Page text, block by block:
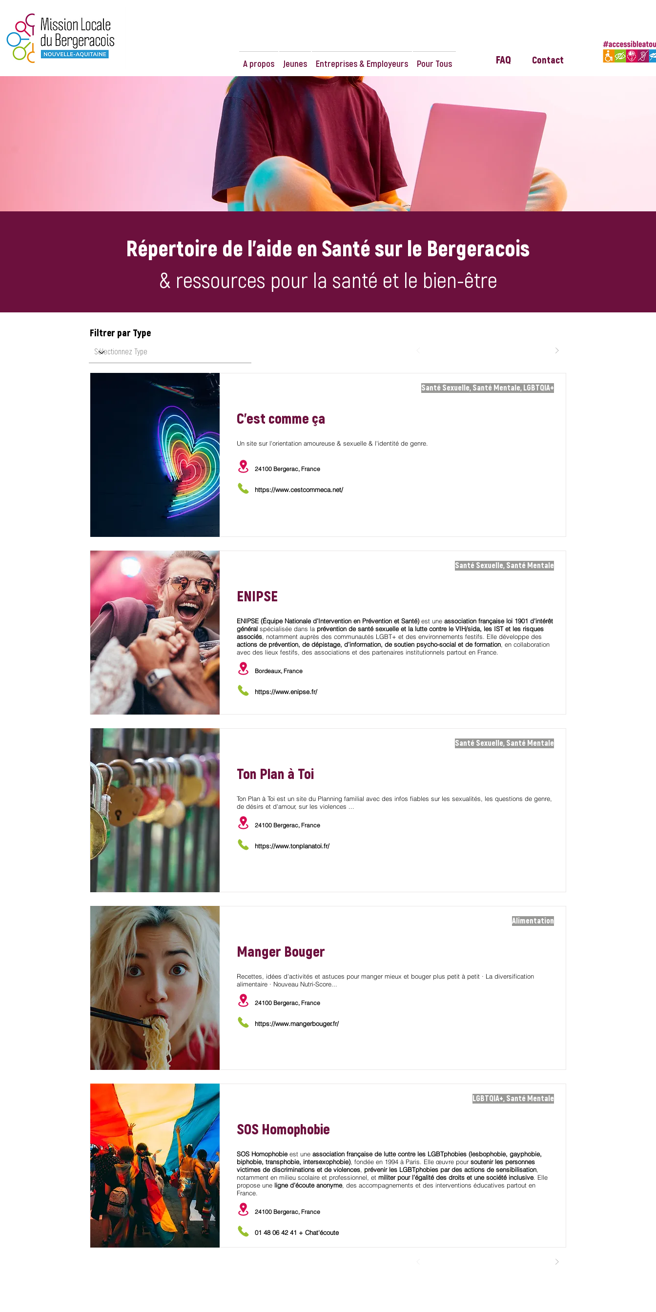
A propos Jeunes Entreprises & Employeurs Pour Tous FAQ Contact
Répertoire de l'aide en Santé sur le Bergeracois
& ressources pour la santé et le bien-être
Filtrer par Type
Santé Sexuelle, Santé Mentale, LGBTQIA+
C'est comme ça
Un site sur l'orientation amoureuse & sexuelle & l'identité de genre.
24100 Bergerac, France
https://www.cestcommeca.net/
Santé Sexuelle, Santé Mentale
ENIPSE
ENIPSE (Équipe Nationale d’Intervention en Prévention et Santé)est une association française loi 1901 d’intérêt
général spécialisée dans la prévention de santé sexuelle et la lutte contre le VIH/sida, les IST et les risques
associés, notamment auprès des communautés LGBT+ et des environnements festifs. Elle développe des
actions de prévention, de dépistage, d’information, de soutien psycho-social et de formation, en collaboration
avec des lieux festifs, des associations et des partenaires institutionnels partout en France.
Bordeaux, France
https://www.enipse.fr/
Santé Sexuelle, Santé Mentale
Ton Plan à Toi
Ton Plan à Toi est un site du Planning familial avec des infos fiables sur les sexualités, les questions de genre,
de désirs et d'amour, sur les violences ...
24100 Bergerac, France
https://www.tonplanatoi.fr/
Alimentation
Manger Bouger
Recettes, idées d'activités et astuces pour manger mieux et bouger plus petit à petit · La diversification
alimentaire · Nouveau Nutri-Score...
24100 Bergerac, France
https://www.mangerbouger.fr/
LGBTQIA+, Santé Mentale
SOS Homophobie
SOS Homophobieest une association française de lutte contre les LGBTphobies (lesbophobie, gayphobie,
biphobie, transphobie, intersexophobie), fondée en 1994 à Paris. Elle œuvre pour soutenir les personnes
victimes de discriminations et de violences, prévenir les LGBTphobies par des actions de sensibilisation,
notamment en milieu scolaire et professionnel, et militer pour l’égalité des droits et une société inclusive. Elle
propose une ligne d’écoute anonyme, des accompagnements et des interventions éducatives partout en
France.
24100 Bergerac, France
01 48 06 42 41 + Chat'écoute